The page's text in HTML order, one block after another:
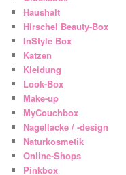
Haushalt
Hirschel Beauty-Box
InStyle Box
Katzen
Kleidung
Look-Box
Make-up
MyCouchbox
Nagellacke / -design
Naturkosmetik
Online-Shops
Pinkbox